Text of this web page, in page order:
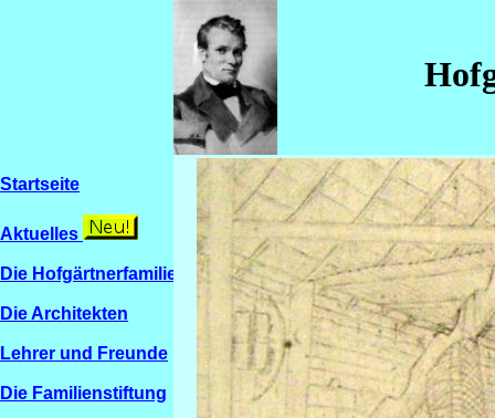
Startseite
Aktuelles
Die Hofgärtnerfamilien
Die Architekten
Lehrer und Freunde
Die Familienstiftung